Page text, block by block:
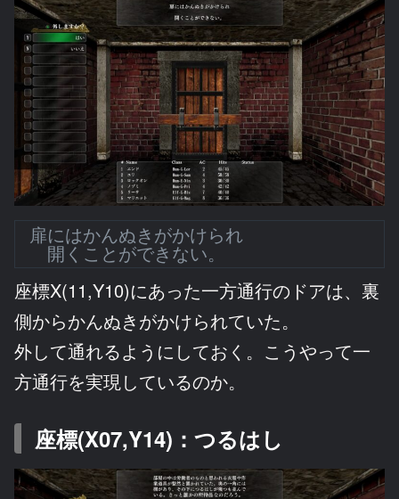
扉にはかんぬきがかけられ
開くことができない。
座標X(11,Y10)にあった一方通行のドアは、裏
側からかんぬきがかけられていた。
外して通れるようにしておく。こうやって一
方通行を実現しているのか。
座標(X07,Y14)：つるはし